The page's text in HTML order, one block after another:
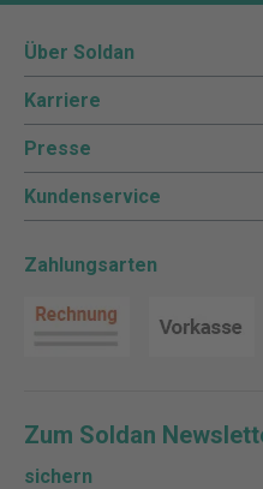
Über Soldan
Karriere
Presse
Kundenservice
Zahlungsarten
Zum Soldan
sichern